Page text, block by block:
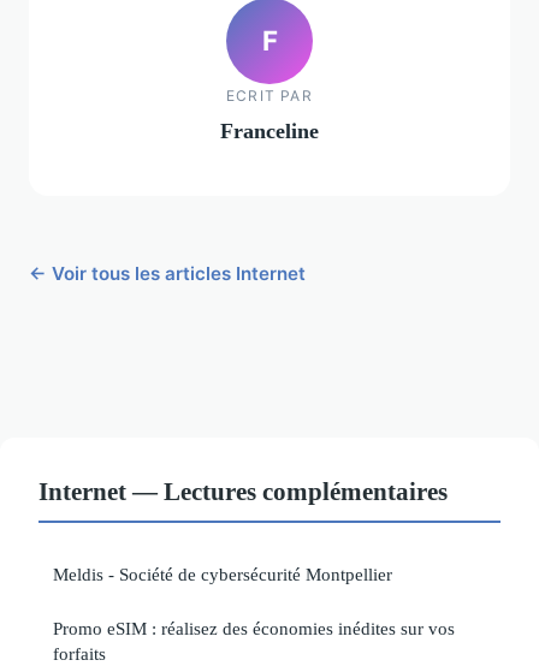
F
ECRIT PAR
Franceline
← Voir tous les articles Internet
Internet — Lectures complémentaires
Meldis - Société de cybersécurité Montpellier
Promo eSIM : réalisez des économies inédites sur vos
forfaits